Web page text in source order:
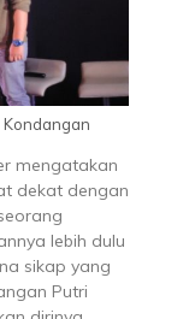
Kondangan
mengatakan
dekat dengan
lebih dulu
sikap yang
Putri